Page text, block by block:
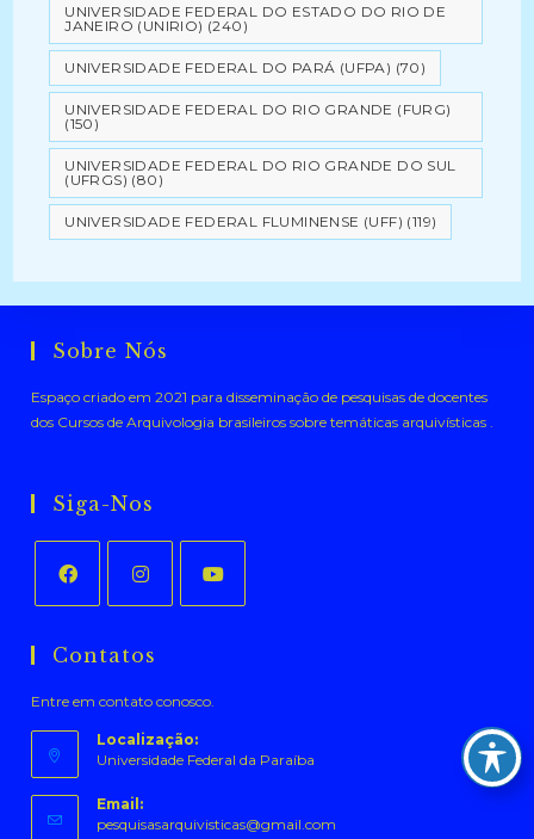
UNIVERSIDADE FEDERAL DO ESTADO DO RIO DE
JANEIRO (UNIRIO) (240)
UNIVERSIDADE FEDERAL DO PARÁ (UFPA) (70)
UNIVERSIDADE FEDERAL DO RIO GRANDE (FURG)
(150)
UNIVERSIDADE FEDERAL DO RIO GRANDE DO SUL
(UFRGS) (80)
UNIVERSIDADE FEDERAL FLUMINENSE (UFF) (119)
Sobre Nós
Espaço criado em 2021 para disseminação de pesquisas de docentes
dos Cursos de Arquivologia brasileiros sobre temáticas arquivísticas .
Siga-Nos
em
nova
aba
em
nova
aba
nova
aba
Contatos
Entre em contato conosco.
Localização:
Universidade Federal da Paraíba
Email:
pesquisasarquivisticas@gmail.com